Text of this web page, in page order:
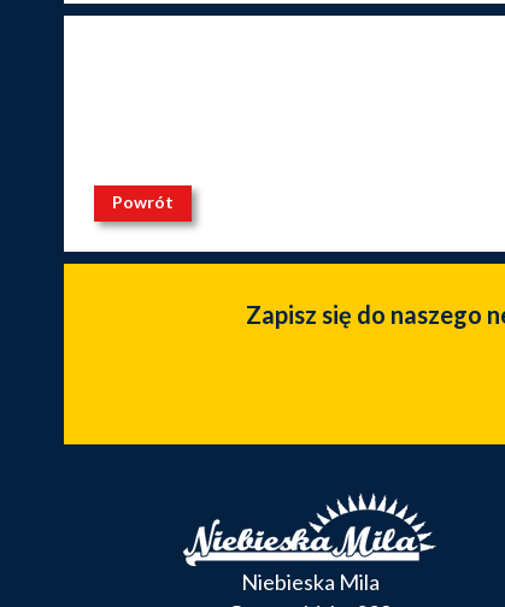
Powrót
Zapisz się do naszego
Niebieska Mila